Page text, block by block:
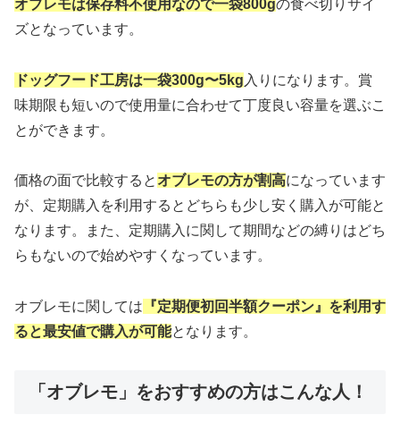
オブレモは保存料不使用なので一袋800gの食べ切りサイ
ズとなっています。
ドッグフード工房は一袋300g〜5kg 入りになります。賞
味期限も短いので使用量に合わせて丁度良い容量を選ぶこ
とができます。
価格の面で比較すると オブレモの方が割高になっています
が、定期購入を利用するとどちらも少し安く購入が可能と
なります。また、定期購入に関して期間などの縛りはどち
らもないので始めやすくなっています。
オブレモに関しては 『定期便初回半額クーポン』を利用す
ると最安値で購入が可能となります。
「オブレモ」をおすすめの方はこんな人！